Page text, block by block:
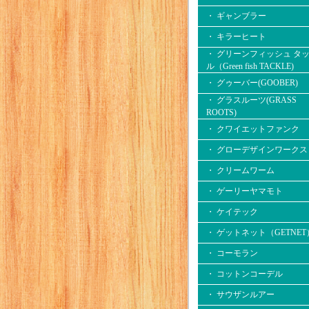
・ ギャンブラー
・ キラーヒート
・ グリーンフィッシュ タ
ル（Green fish TACKLE)
・ グゥーバー(GOOBER)
・ グラスルーツ(GRASS
ROOTS)
・ クワイエットファンク
・ グローデザインワークス
・ クリームワーム
・ ゲーリーヤマモト
・ ケイテック
・ ゲットネット（GETNET
・ コーモラン
・ コットンコーデル
・ サウザンルアー